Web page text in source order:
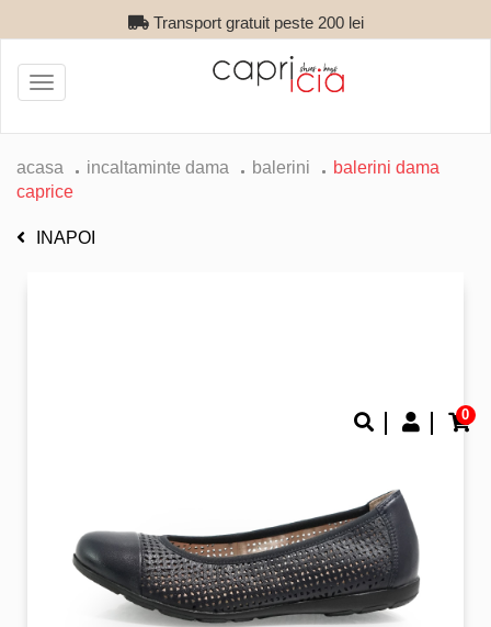
Transport gratuit peste 200 lei
0
Toggle
navigation
acasa incaltaminte dama balerini
balerini dama
caprice
INAPOI